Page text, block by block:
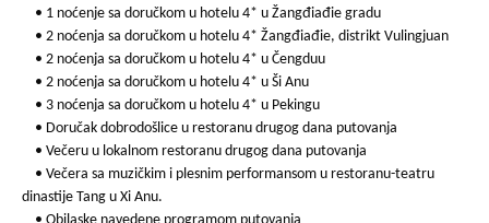
• 1 noćenje sa doručkom u hotelu 4* u Žangđiađie gradu
• 2 noćenja sa doručkom u hotelu 4* Žangđiađie, distrikt Vulingjuan
• 2 noćenja sa doručkom u hotelu 4* u Čengduu
• 2 noćenja sa doručkom u hotelu 4* u Ši Anu
• 3 noćenja sa doručkom u hotelu 4* u Pekingu
• Doručak dobrodošlice u restoranu drugog dana putovanja
• Večeru u lokalnom restoranu drugog dana putovanja
• Večera sa muzičkim i plesnim performansom u restoranu-teatru
dinastije Tang u Xi Anu.